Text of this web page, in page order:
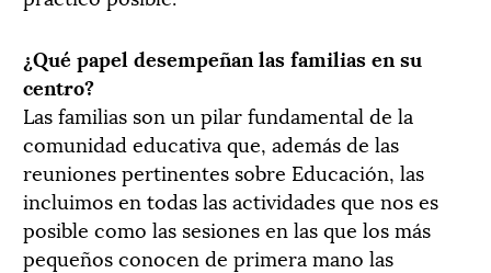
¿Qué papel desempeñan las familias en su
centro?
Las familias son un pilar fundamental de la
comunidad educativa que, además de las
reuniones pertinentes sobre Educación, las
incluimos en todas las actividades que nos es
posible como las sesiones en las que los más
pequeños conocen de primera mano las